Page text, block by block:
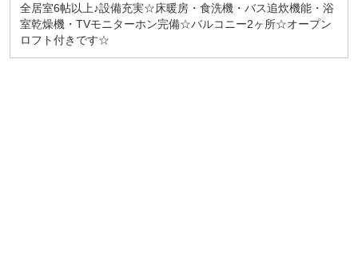
全居室6帖以上♪設備充実☆床暖房・食洗機・バス追炊機能・浴
室乾燥機・TVモニターホン完備☆バルコニー2ヶ所☆オープン
ロフト付きです☆